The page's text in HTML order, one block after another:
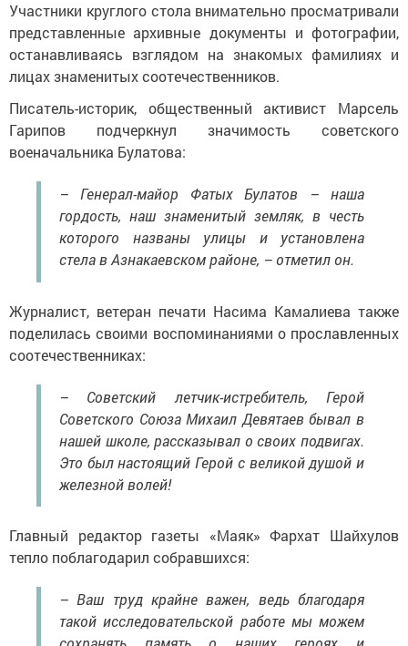
Участники круглого стола внимательно просматривали
представленные архивные документы и фотографии,
останавливаясь взглядом на знакомых фамилиях и
лицах знаменитых соотечественников.
Писатель-историк, общественный активист Марсель
Гарипов подчеркнул значимость советского
военачальника Булатова:
– Генерал-майор Фатых Булатов – наша
гордость, наш знаменитый земляк, в честь
которого названы улицы и установлена
стела в Азнакаевском районе, – отметил он.
Журналист, ветеран печати Насима Камалиева также
поделилась своими воспоминаниями о прославленных
соотечественниках:
– Советский летчик-истребитель, Герой
Советского Союза Михаил Девятаев бывал в
нашей школе, рассказывал о своих подвигах.
Это был настоящий Герой с великой душой и
железной волей!
Главный редактор газеты «Маяк» Фархат Шайхулов
тепло поблагодарил собравшихся:
– Ваш труд крайне важен, ведь благодаря
такой исследовательской работе мы можем